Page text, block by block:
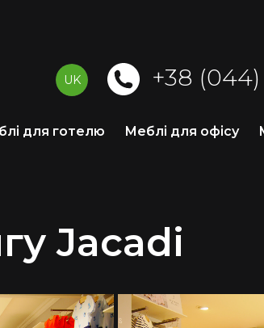
UK +38
для готелю Меблі для офісу
Jacadi